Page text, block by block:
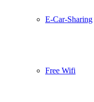
E-Car-Sharing
Free Wifi